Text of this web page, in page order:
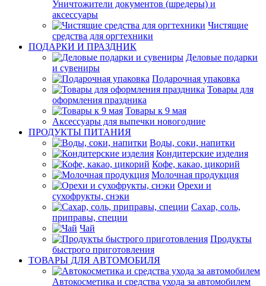
Уничтожители документов (шредеры) и
аксессуары
Чистящие
средства для оргтехники
ПОДАРКИ И ПРАЗДНИК
Деловые подарки
и сувениры
Подарочная упаковка
Товары для
оформления праздника
Товары к 9 мая
Аксессуары для выпечки новогодние
ПРОДУКТЫ ПИТАНИЯ
Воды, соки, напитки
Кондитерские изделия
Кофе, какао, цикорий
Молочная продукция
Орехи и
сухофрукты, снэки
Сахар, соль,
приправы, специи
Чай
Продукты
быстрого приготовления
ТОВАРЫ ДЛЯ АВТОМОБИЛЯ
Автокосметика и средства ухода за автомобилем